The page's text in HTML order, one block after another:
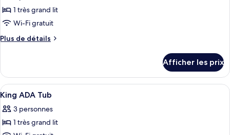
pour
ce
type
de
Chambre
Deluxe,
1
très
grand
lit
1 très grand lit
Wi-Fi gratuit
Plus de détails
Plus
Chambre
Deluxe,
1
très
grand
lit
Afficher les prix
Afficher
toutes
les
photos
4
King ADA Tub
3 personnes
1 très grand lit